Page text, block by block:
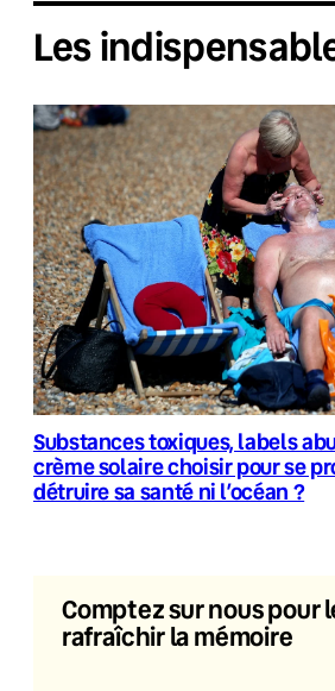
Les
Substances toxiques, labels
crème solaire choisir pour se
détruire sa santé ni l’océan ?
Comptez sur nous pour
rafraîchir la mémoire